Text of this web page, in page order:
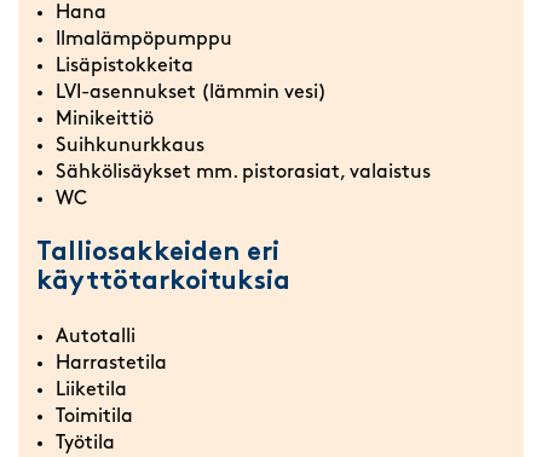
Hana
Ilmalämpöpumppu
Lisäpistokkeita
LVI-asennukset (lämmin vesi)
Minikeittiö
Suihkunurkkaus
Sähkölisäykset mm. pistorasiat, valaistus
WC
Talliosakkeiden eri
käyttötarkoituksia
Autotalli
Harrastetila
Liiketila
Toimitila
Työtila